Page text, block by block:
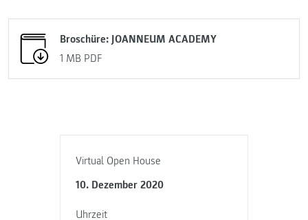
Virtual Open House
10. Dezember 2020
Uhrzeit
Broschüre: JOANNEUM ACADEMY
1 MB PDF